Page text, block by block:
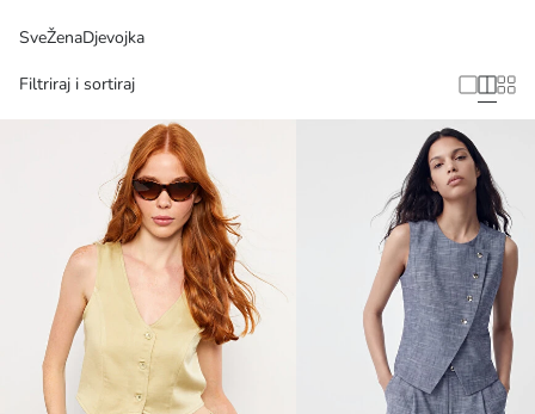
SveŽenaDjevojka
Filtriraj i sortiraj